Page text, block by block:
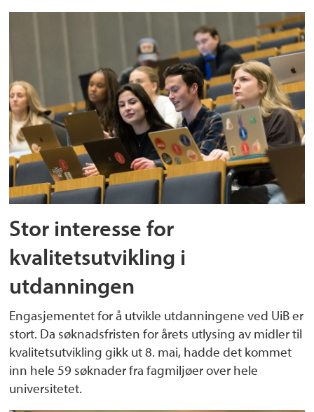
Stor interesse for
kvalitetsutvikling i
utdanningen
Engasjementet for å utvikle utdanningene ved UiB er
stort. Da søknadsfristen for årets utlysing av midler til
kvalitetsutvikling gikk ut 8. mai, hadde det kommet
inn hele 59 søknader fra fagmiljøer over hele
universitetet.